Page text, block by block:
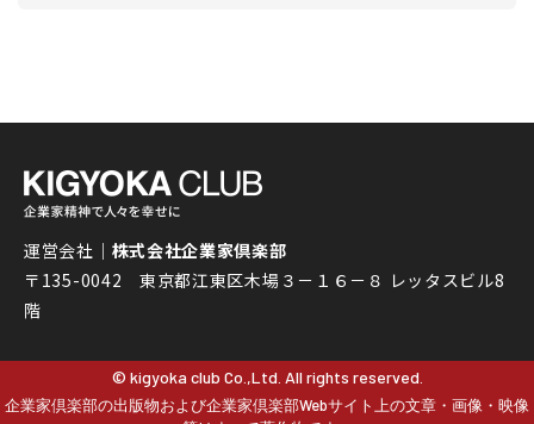
運営会社｜ 株式会社企業家倶楽部
〒135-0042 東京都江東区木場３－１６－８ レッタスビル8
階
© kigyoka club Co.,Ltd. All rights reserved.
企業家倶楽部の出版物および企業家倶楽部Webサイト上の文章・画像・映像